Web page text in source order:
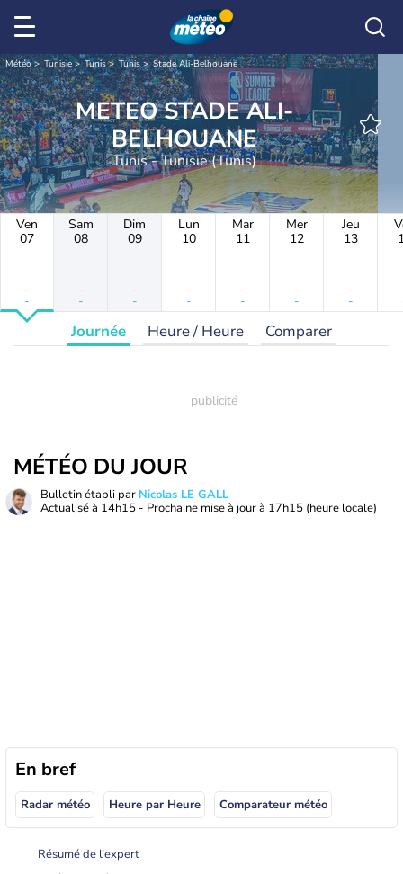
Météo Tunisie Tunis Tunis Stade Ali-Belhouane
METEO STADE ALI-
BELHOUANE
Tunis - Tunisie (Tunis)
Ven
07
-
-
Sam
08
-
-
Dim
09
-
-
Lun
10
-
-
Mar
11
-
-
Mer
12
-
-
Jeu
13
-
-
Journée Heure / Heure Comparer
MÉTÉO DU JOUR
Bulletin établi par Nicolas LE GALL
Actualisé à 14h15 - Prochaine mise à jour à 17h15 (heure locale)
En bref
Radar météo Heure par Heure Comparateur météo
Résumé de l’expert